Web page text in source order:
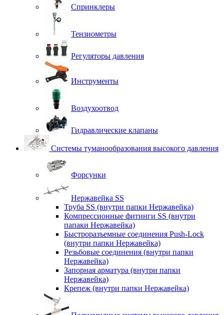
Спринклеры
Тензиометры
Регуляторы давления
Инструменты
Воздухоотвод
Гидравлические клапаны
Системы туманообразования высокого давления
Форсунки
Нержавейка SS
Труба SS (внутри папки Нержавейка)
Компрессионные фитинги SS (внутри
папаки Нержавейка)
Быстроразъемные соединения Push-Lock
(внутри папки Нержавейка)
Резьбовые соединения (внутри папки
Нержавейка)
Запорная арматура (внутри папки
Нержавейка)
Крепеж (внутри папки Нержавейка)